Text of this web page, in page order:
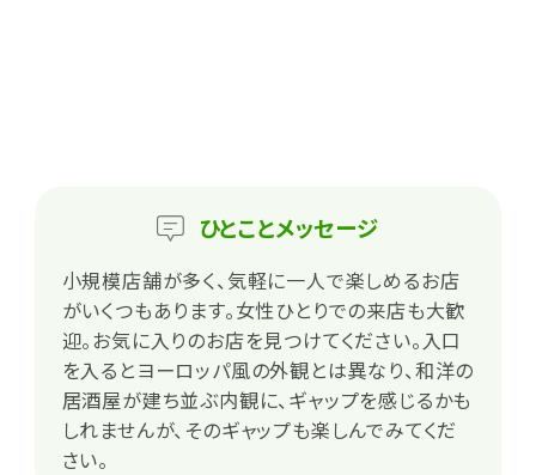
ひとことメッセージ
小規模店舗が多く、気軽に一人で楽しめるお店
がいくつもあります。女性ひとりでの来店も大歓
迎。お気に入りのお店を見つけてください。入口
を入るとヨーロッパ風の外観とは異なり、和洋の
居酒屋が建ち並ぶ内観に、ギャップを感じるかも
しれませんが、そのギャップも楽しんでみてくだ
さい。